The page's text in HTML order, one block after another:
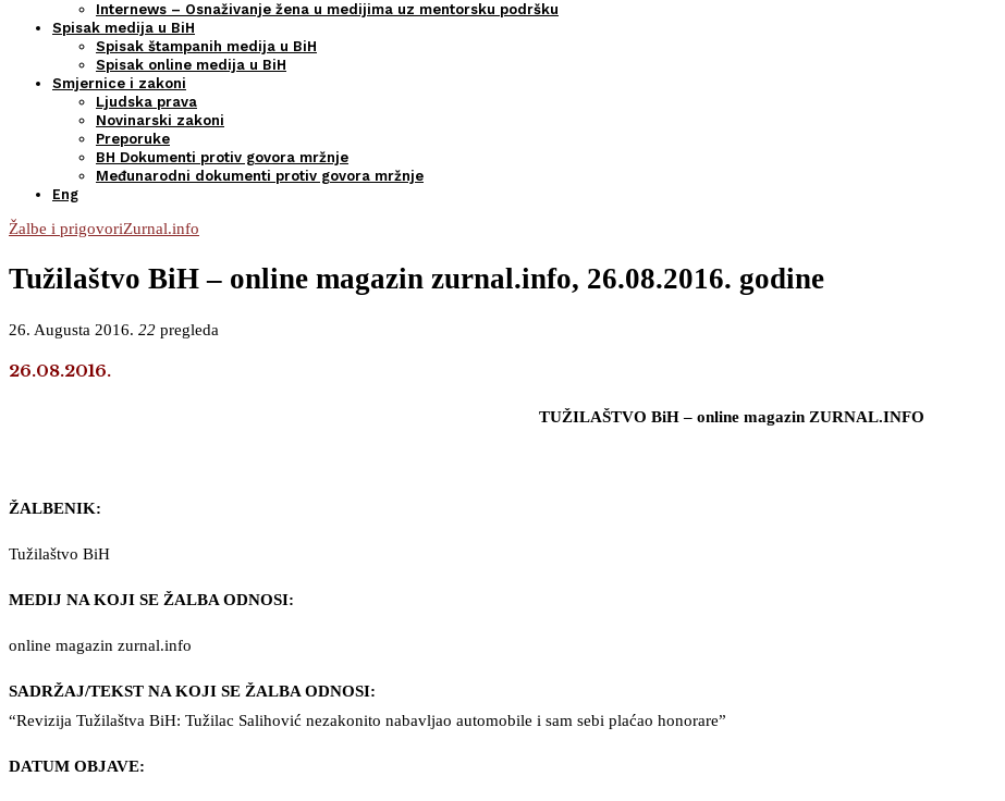
Internews – Osnaživanje žena u medijima uz mentorsku podršku
Spisak medija u BiH
Spisak štampanih medija u BiH
Spisak online medija u BiH
Smjernice i zakoni
Ljudska prava
Novinarski zakoni
Preporuke
BH Dokumenti protiv govora mržnje
Međunarodni dokumenti protiv govora mržnje
Eng
Žalbe i prigovoriZurnal.info
Tužilaštvo BiH – online magazin zurnal.info, 26.08.2016. godine
26. Augusta 2016. 22 pregleda
26.08.2016.
TUŽILAŠTVO BiH – online magazin ZURNAL.INFO
ŽALBENIK:
Tužilaštvo BiH
MEDIJ NA KOJI SE ŽALBA ODNOSI:
online magazin zurnal.info
SADRŽAJ/TEKST NA KOJI SE ŽALBA ODNOSI:
“Revizija Tužilaštva BiH: Tužilac Salihović nezakonito nabavljao automobile i sam sebi plaćao honorare”
DATUM OBJAVE: